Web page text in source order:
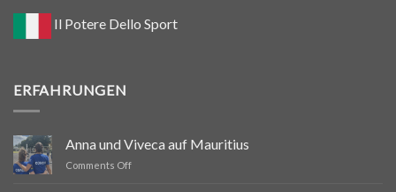
Il Potere Dello Sport
ERFAHRUNGEN
Anna und Viveca auf Mauritius
Comments Offon